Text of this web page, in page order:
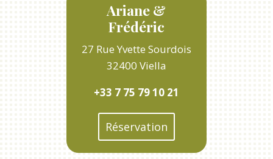
Ariane &
Frédéric
27 Rue Yvette Sourdois
32400 Viella
+33 7 75 79 10 21
Réservation